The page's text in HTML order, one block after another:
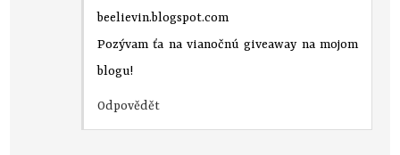
beelievin.blogspot.com
Pozývam ťa na vianočnú giveaway na mojom
blogu!
Odpovědět